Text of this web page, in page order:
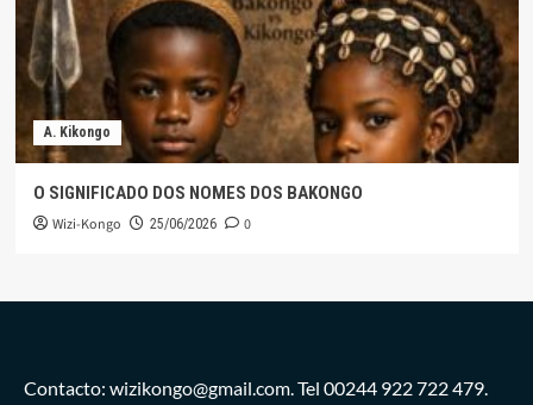
A. Kikongo
O SIGNIFICADO DOS NOMES DOS BAKONGO
Wizi-Kongo 25/06/2026 0
Contacto: wizikongo@gmail.com. Tel 00244 922 722 479.